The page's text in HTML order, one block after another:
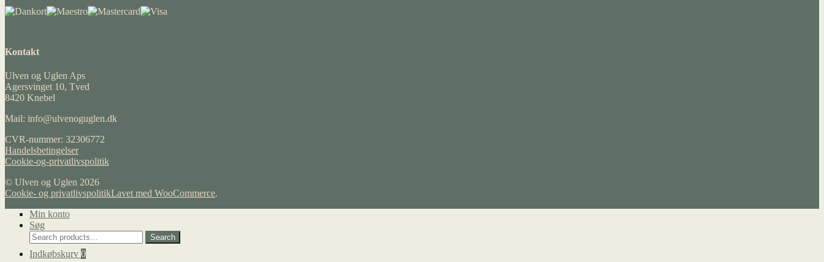
Kontakt
Ulven og Uglen Aps
Agersvinget 10, Tved
8420 Knebel
Mail: info@ulvenoguglen.dk
CVR-nummer: 32306772
Handelsbetingelser
Cookie-og-privatlivspolitik
© Ulven og Uglen 2026
Cookie- og privatlivspolitikLavet med WooCommerce.
Min konto
Søg
Search
for:
Search
Indkøbskurv 0